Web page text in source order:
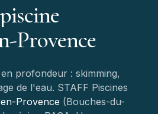
piscine
Provence
profondeur : skimming,
de l'eau. STAFF Piscines
Provence (Bouches-du-